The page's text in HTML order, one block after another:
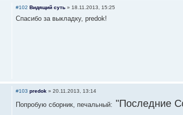
#102 Видящий суть » 18.11.2013, 15:25
Спасибо за выкладку, predok!
#103 predok » 20.11.2013, 13:14
Попробую сборник, печальный: "Последние